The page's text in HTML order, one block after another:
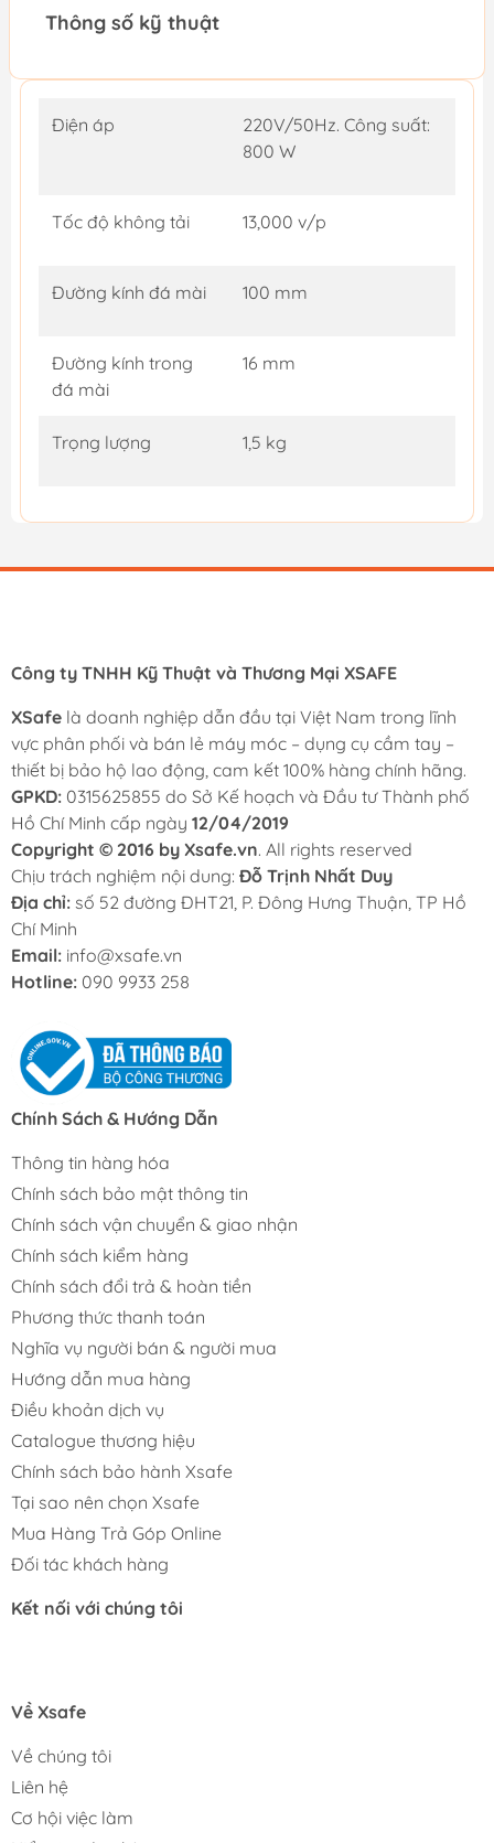
Thông số kỹ thuật
Điện áp
220V/50Hz. Công suất:
800 W
Tốc độ không tải 13,000 v/p
Đường kính đá mài 100 mm
Đường kính trong
đá mài
16 mm
Trọng lượng 1,5 kg
Công ty TNHH Kỹ Thuật và Thương Mại XSAFE
XSafe là doanh nghiệp dẫn đầu tại Việt Nam trong lĩnh
vực phân phối và bán lẻ máy móc – dụng cụ cầm tay –
thiết bị bảo hộ lao động, cam kết 100% hàng chính hãng.
GPKD: 0315625855 do Sở Kế hoạch và Đầu tư Thành phố
Hồ Chí Minh cấp ngày 12/04/2019
Copyright © 2016 by Xsafe.vn. All rights reserved
Chịu trách nghiệm nội dung: Đỗ Trịnh Nhất Duy
Địa chỉ: số 52 đường ĐHT21, P. Đông Hưng Thuận, TP Hồ
Chí Minh
Email: info@xsafe.vn
Hotline: 090 9933 258
Chính Sách & Hướng Dẫn
Thông tin hàng hóa
Chính sách bảo mật thông tin
Chính sách vận chuyển & giao nhận
Chính sách kiểm hàng
Chính sách đổi trả & hoàn tiền
Phương thức thanh toán
Nghĩa vụ người bán & người mua
Hướng dẫn mua hàng
Điều khoản dịch vụ
Catalogue thương hiệu
Chính sách bảo hành Xsafe
Tại sao nên chọn Xsafe
Mua Hàng Trả Góp Online
Đối tác khách hàng
Kết nối với chúng tôi
Về Xsafe
Về chúng tôi
Liên hệ
Cơ hội việc làm